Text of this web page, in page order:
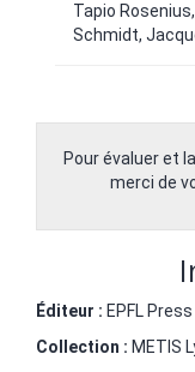
Tapio
Schmidt,
Pour évaluer et
merci de
Éditeur : EPFL Press
Collection : METIS